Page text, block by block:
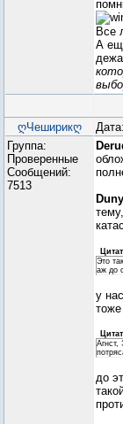
Все
А
ღЧеширикღ
Группа:
Проверенные
Сообщений:
7513
Это
аж до
у
Агнст,
до